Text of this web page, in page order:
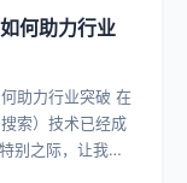
何助力行业
力行业突破 在
索）技术已经成
别之际，让我们